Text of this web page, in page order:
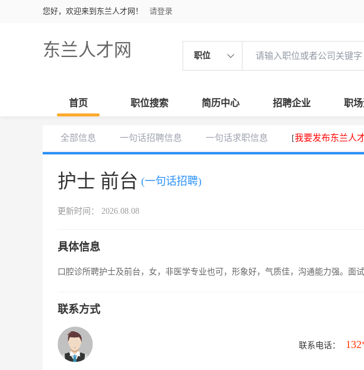
您好，欢迎来到东兰人才网！ 请登录
东兰人才网 职位
首页 职位搜索 简历中心 招聘企业 职
全部信息 一句话招聘信息 一句话求职信息 [我要发布东兰人
护士 前台 (一句话招聘)
更新时间： 2026.08.08
具体信息
口腔诊所聘护士及前台，女，非医学专业也可，形象好，气质佳，沟通能力强。面试
联系方式
联系电话：